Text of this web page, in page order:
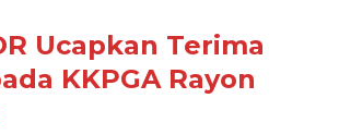
Ucapkan Terima
KKPGA Rayon